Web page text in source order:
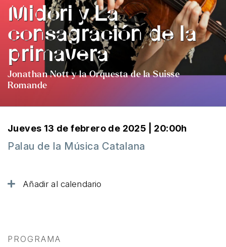
Midori y La
consagración de la
primavera
Jonathan Nott y la Orquesta de la Suisse
Romande
Jueves 13 de febrero de 2025 | 20:00h
Palau de la Música Catalana
Añadir al calendario
PROGRAMA